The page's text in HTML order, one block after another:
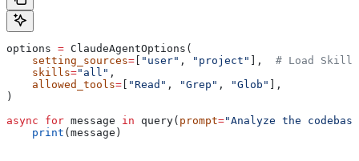
options = ClaudeAgentOptions(
    setting_sources
= [ "user" , "project" ], # Load
    skills
="all" ,
    allowed_tools
= [ "Read" , "Grep" , "Glob" ],
)
async for message in query( prompt="Analyze the
    print
(message)